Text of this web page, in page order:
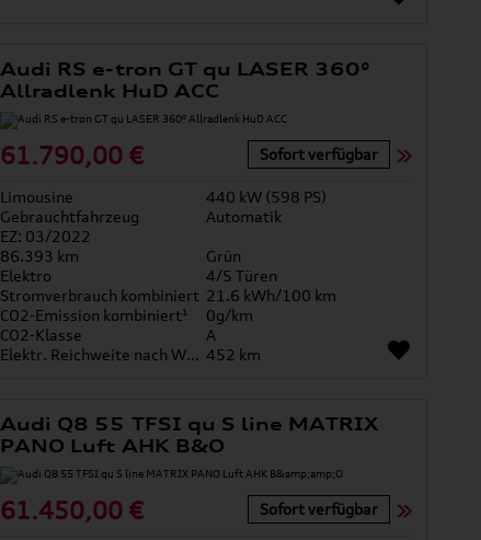
Audi RS e-tron GT qu LASER 360°
Allradlenk HuD ACC
61.790,00 € Sofort verfügbar
Limousine
440 kW (598 PS)
Gebrauchtfahrzeug
Automatik
EZ: 03/2022
86.393 km
Grün
Elektro
4/5 Türen
Stromverbrauch kombiniert 21.6 kWh/100 km
CO2-Emission kombiniert¹
0g/km
CO2-Klasse
A
Elektr. Reichweite nach WLTP* 452 km
Audi Q8 55 TFSI qu S line MATRIX
PANO Luft AHK B&O
61.450,00 € Sofort verfügbar